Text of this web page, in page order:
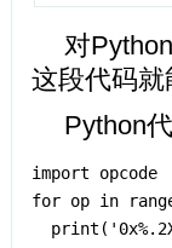
对
这段代码就
import opcode
for op in